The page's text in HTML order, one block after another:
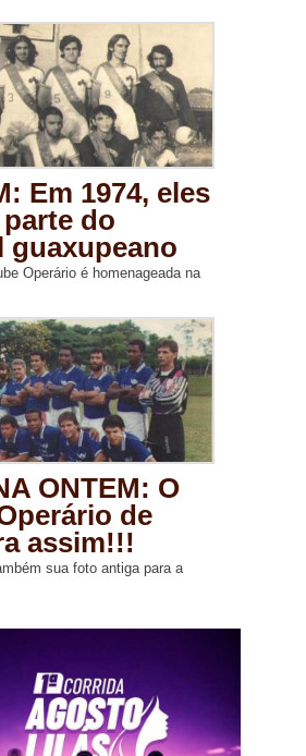
Em 1974, eles
do
guaxupeano
Operário é homenageada na
ONTEM: O
de
assim!!!
sua foto antiga para a